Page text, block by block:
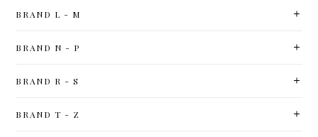
BRAND L - M
BRAND N - P
BRAND R - S
BRAND T - Z